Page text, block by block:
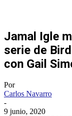
Jamal Igle
serie de
con Gail
Por
Carlos Navarro
-
9 junio, 2020